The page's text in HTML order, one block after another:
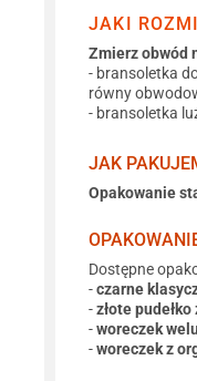
JAKI
Zmierz obwód
- bransoletka
równy
- bransoletka
JAK
Opakowanie
Dostępne
-czarne
-złote
-woreczek
-woreczek z